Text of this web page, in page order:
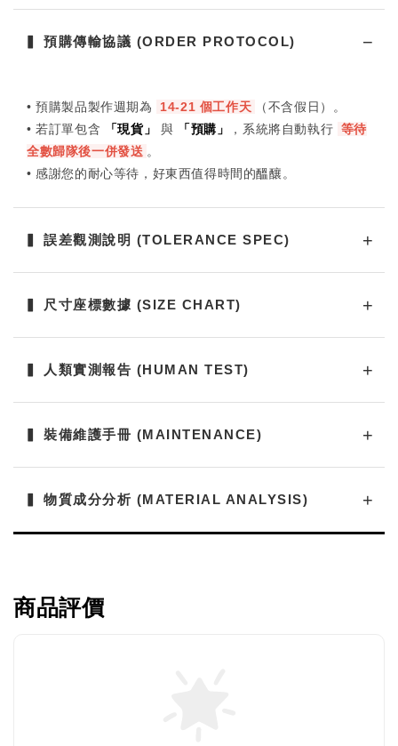
▍ 預購傳輸協議 (ORDER PROTOCOL)
• 預購製品製作週期為 14-21 個工作天
（不含假日）。
• 若訂單包含
「現貨」 與 「預購」 ，系統將自動執行 等待
全數歸隊後一併發送 。
• 感謝您的耐心等待，好東西值得時間的醞釀。
▍ 誤差觀測說明 (TOLERANCE SPEC)
▍ 尺寸座標數據 (SIZE CHART)
▍ 人類實測報告 (HUMAN TEST)
▍ 裝備維護手冊 (MAINTENANCE)
▍ 物質成分分析 (MATERIAL ANALYSIS)
商品評價